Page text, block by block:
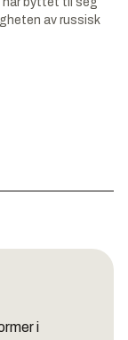
av russisk
i